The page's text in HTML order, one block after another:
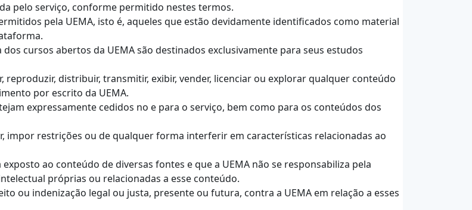
pelo serviço, conforme permitido nestes termos.
pela UEMA, isto é, aqueles que estão devidamente identificados como material
cursos abertos da UEMA são destinados exclusivamente para seus estudos
reproduzir, distribuir, transmitir, exibir, vender, licenciar ou explorar qualquer conteúdo
por escrito da UEMA.
expressamente cedidos no e para o serviço, bem como para os conteúdos dos
impor restrições ou de qualquer forma interferir em características relacionadas ao
ao conteúdo de diversas fontes e que a UEMA não se responsabiliza pela
próprias ou relacionadas a esse conteúdo.
ou indenização legal ou justa, presente ou futura, contra a UEMA em relação a esses